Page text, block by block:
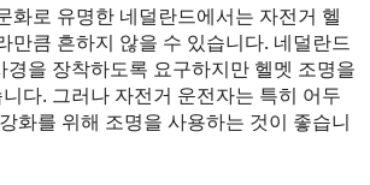
화로 유명한 네덜란드에서는 자전거 헬
만큼 흔하지 않을 수 있습니다. 네덜란드
경을 장착하도록 요구하지만 헬멧 조명을
다. 그러나 자전거 운전자는 특히 어두
화를 위해 조명을 사용하는 것이 좋습니